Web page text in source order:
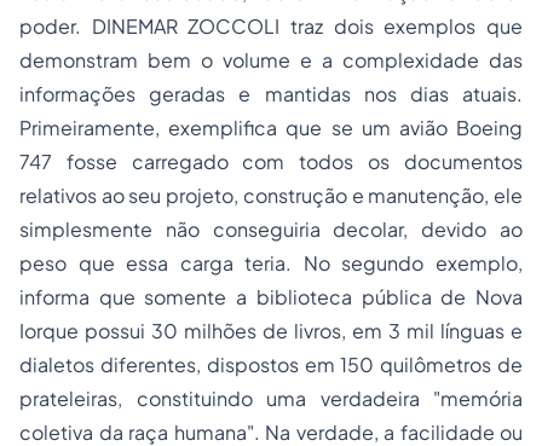
poder. DINEMAR ZOCCOLI traz dois exemplos que
demonstram bem o volume e a complexidade das
informações geradas e mantidas nos dias atuais.
Primeiramente, exemplifica que se um avião Boeing
747 fosse carregado com todos os documentos
relativos ao seu projeto, construção e manutenção, ele
simplesmente não conseguiria decolar, devido ao
peso que essa carga teria. No segundo exemplo,
informa que somente a biblioteca pública de Nova
Iorque possui 30 milhões de livros, em 3 mil línguas e
dialetos diferentes, dispostos em 150 quilômetros de
prateleiras, constituindo uma verdadeira "memória
coletiva da raça humana". Na verdade, a facilidade ou